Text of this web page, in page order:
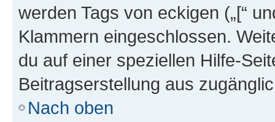
werden Tags von eckigen („[“
Klammern eingeschlossen.
du auf einer speziellen Hilfe-
Beitragserstellung aus
Nach oben